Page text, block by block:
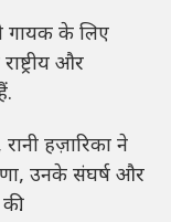
गायक के लिए
और
हज़ारिका ने
उनके संघर्ष और